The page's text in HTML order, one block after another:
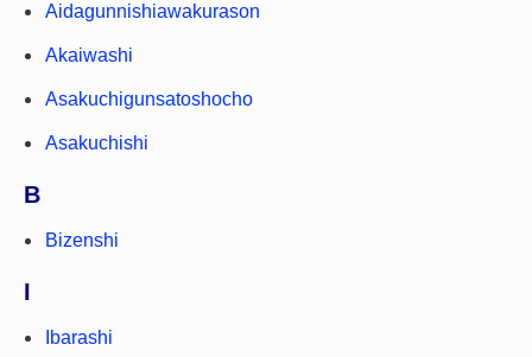
Aidagunnishiawakurason
Akaiwashi
Asakuchigunsatoshocho
Asakuchishi
B
Bizenshi
I
Ibarashi